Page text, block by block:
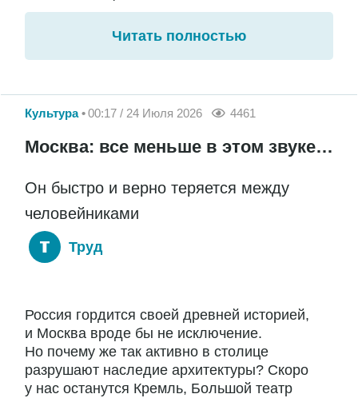
Читать полностью
Культура 00:17 / 24 Июля 2026 4461
Москва: все меньше в этом звуке…
Он быстро и верно теряется между
человейниками
Труд
Россия гордится своей древней историей,
и Москва вроде бы не исключение.
Но почему же так активно в столице
разрушают наследие архитектуры? Скоро
у нас останутся Кремль, Большой театр